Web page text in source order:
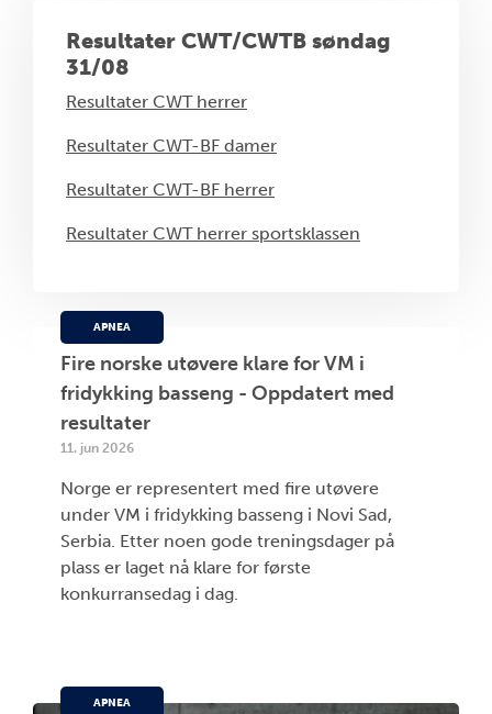
Resultater CWT/CWTB søndag
31/08
Resultater CWT herrer
Resultater CWT-BF damer
Resultater CWT-BF herrer
Resultater CWT herrer sportsklassen
APNEA
Fire norske utøvere klare for VM i
fridykking basseng - Oppdatert med
resultater
11. jun 2026
Norge er representert med fire utøvere
under VM i fridykking basseng i Novi Sad,
Serbia. Etter noen gode treningsdager på
plass er laget nå klare for første
konkurransedag i dag.
APNEA